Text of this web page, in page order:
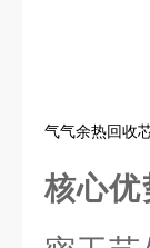
气气余热回收
核心优